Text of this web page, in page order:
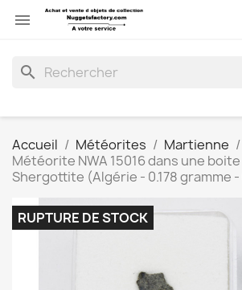

search
Accueil Météorites Martienne
Météorite NWA 15016 dans une
Shergottite (Algérie - 0.178 gramme -
RUPTURE DE STOCK